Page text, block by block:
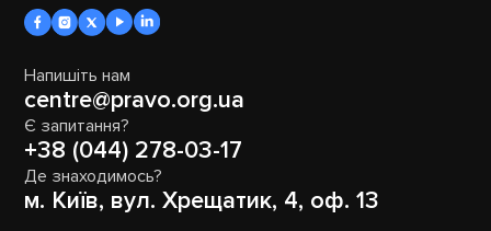
Напишіть нам
centre@pravo.org.ua
Є запитання?
+38 (044) 278-03-17
Де знаходимось?
м. Київ, вул. Хрещатик, 4, оф. 13